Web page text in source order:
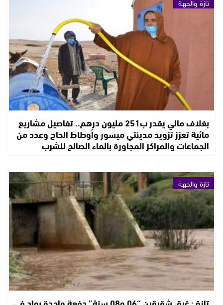
بغلاف مالي يقدر ب251 مليون درهم.. تفاصيل مشاريع
مائية تعزز تزويد مدينتي ميسور وأوطاط الحاج وعدد من
الجماعات والمراكز المجاورة بالماء الصالح للشرب
تازة والجهة